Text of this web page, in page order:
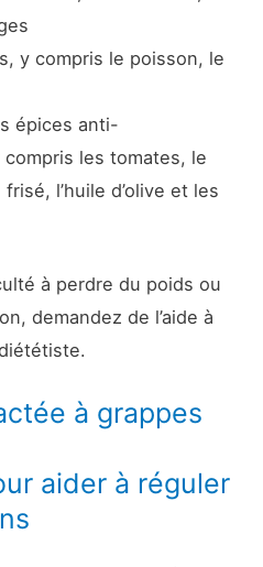
y compris le poisson, le
épices anti-
les tomates, le
l’huile d’olive et les
à perdre du poids ou
demandez de l’aide à
à grappes
aider à réguler